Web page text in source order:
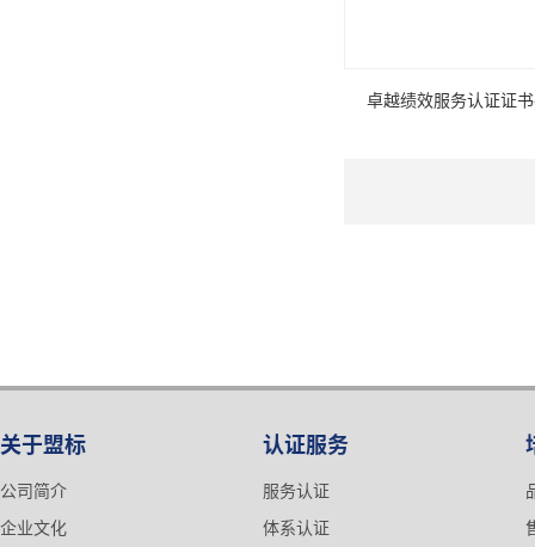
卓越绩效服务认证证
关于盟标
公司简介
企业文化
认证服务
服务认证
体系认证